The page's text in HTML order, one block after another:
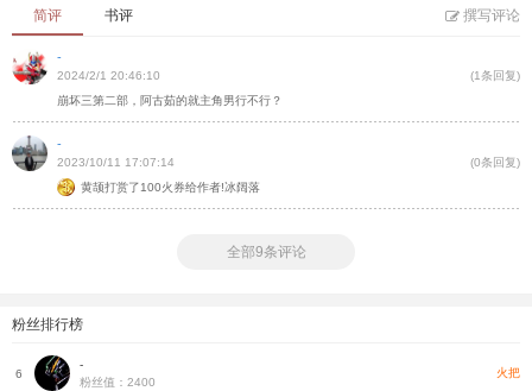
简评 书评 撰写评论
-
2024/2/1 20:46:10
(1条回复)
崩坏三第二部，阿古茹的就主角男行不行？
-
2023/10/11 17:07:14
(0条回复)
黄颉打赏了100火券给作者!冰阔落
全部9条评论
粉丝排行榜
6
-
粉丝值：2400
火把